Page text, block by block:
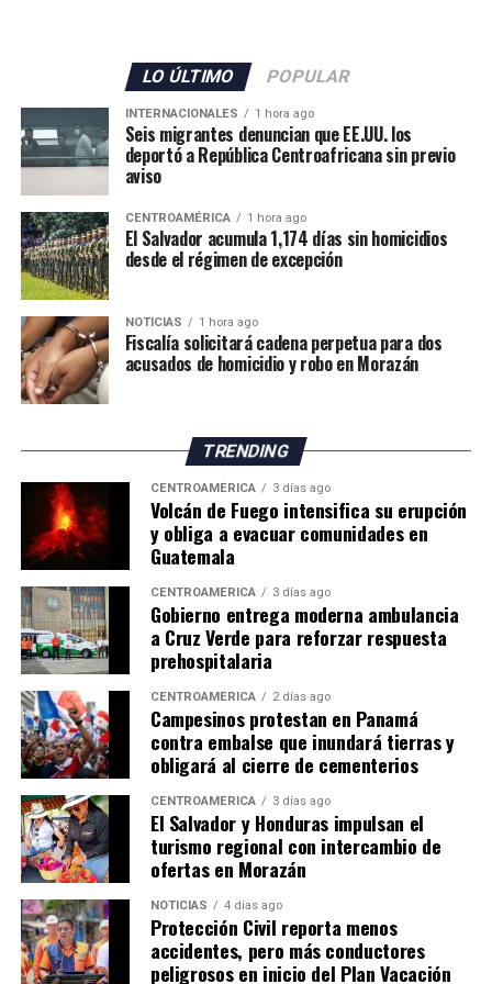
«Envía otro mensaje claro: los delincuentes no tienen
añadió que la cooperación entre ambos países para
desmantelar los cárteles y llevar ante la justicia a los
responsables de delitos violentos continúa dando
resultados.
LO ÚLTIMO POPULAR
INTERNACIONALES 1 hora ago
Seis migrantes denuncian que EE.UU. los
deportó a República Centroafricana sin previo
aviso
CENTROAMÉRICA 1 hora ago
El Salvador acumula 1,174 días sin homicidios
desde el régimen de excepción
NOTICIAS 1 hora ago
Fiscalía solicitará cadena perpetua para dos
acusados de homicidio y robo en Morazán
TRENDING
CENTROAMÉRICA 3 días ago
Volcán de Fuego intensifica su erupción
y obliga a evacuar comunidades en
Guatemala
CENTROAMÉRICA 3 días ago
Gobierno entrega moderna ambulancia
a Cruz Verde para reforzar respuesta
prehospitalaria
CENTROAMÉRICA 2 días ago
Campesinos protestan en Panamá
contra embalse que inundará tierras y
obligará al cierre de cementerios
CENTROAMÉRICA 3 días ago
El Salvador y Honduras impulsan el
turismo regional con intercambio de
ofertas en Morazán
NOTICIAS 4 días ago
Protección Civil reporta menos
accidentes, pero más conductores
peligrosos en inicio del Plan Vacación